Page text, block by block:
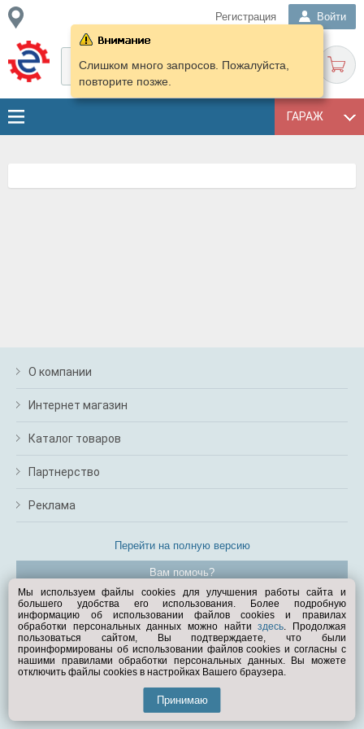
Регистрация Войти
ГАРАЖ
Слишком много запросов. Пожалуйста,
повторите позже.
О компании
Интернет магазин
Каталог товаров
Партнерство
Реклама
Перейти на полную версию
Вам помочь?
© Exist.ru 1998—2026
Мы используем файлы cookies для улучшения работы сайта и
большего удобства его использования. Более подробную
информацию об использовании файлов cookies и правилах
обработки персональных данных можно найтиздесь. Продолжая
пользоваться сайтом, Вы подтверждаете, что были
проинформированы об использовании файлов cookies и согласны с
нашими правилами обработки персональных данных. Вы можете
отключить файлы cookies в настройках Вашего браузера.
Принимаю